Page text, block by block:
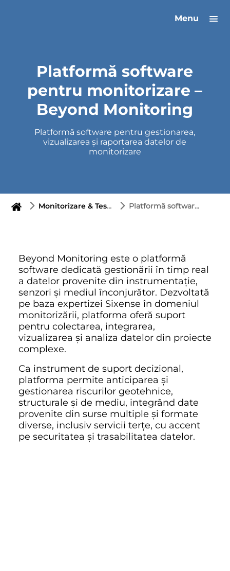
Menu
Platformă software
pentru monitorizare –
Beyond Monitoring
Platformă software pentru gestionarea,
vizualizarea și raportarea datelor de
monitorizare
Monitorizare & Testare Platformă software pentru monitorizare – Beyond Monitoring
Beyond Monitoring este o platformă
software dedicată gestionării în timp real
a datelor provenite din instrumentație,
senzori și mediul înconjurător. Dezvoltată
pe baza expertizei Sixense în domeniul
monitorizării, platforma oferă suport
pentru colectarea, integrarea,
vizualizarea și analiza datelor din proiecte
complexe.
Ca instrument de suport decizional,
platforma permite anticiparea și
gestionarea riscurilor geotehnice,
structurale și de mediu, integrând date
provenite din surse multiple și formate
diverse, inclusiv servicii terțe, cu accent
pe securitatea și trasabilitatea datelor.